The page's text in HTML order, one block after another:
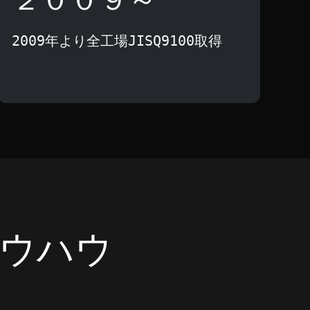
2009年より全工場JISQ9100取得
ハウ